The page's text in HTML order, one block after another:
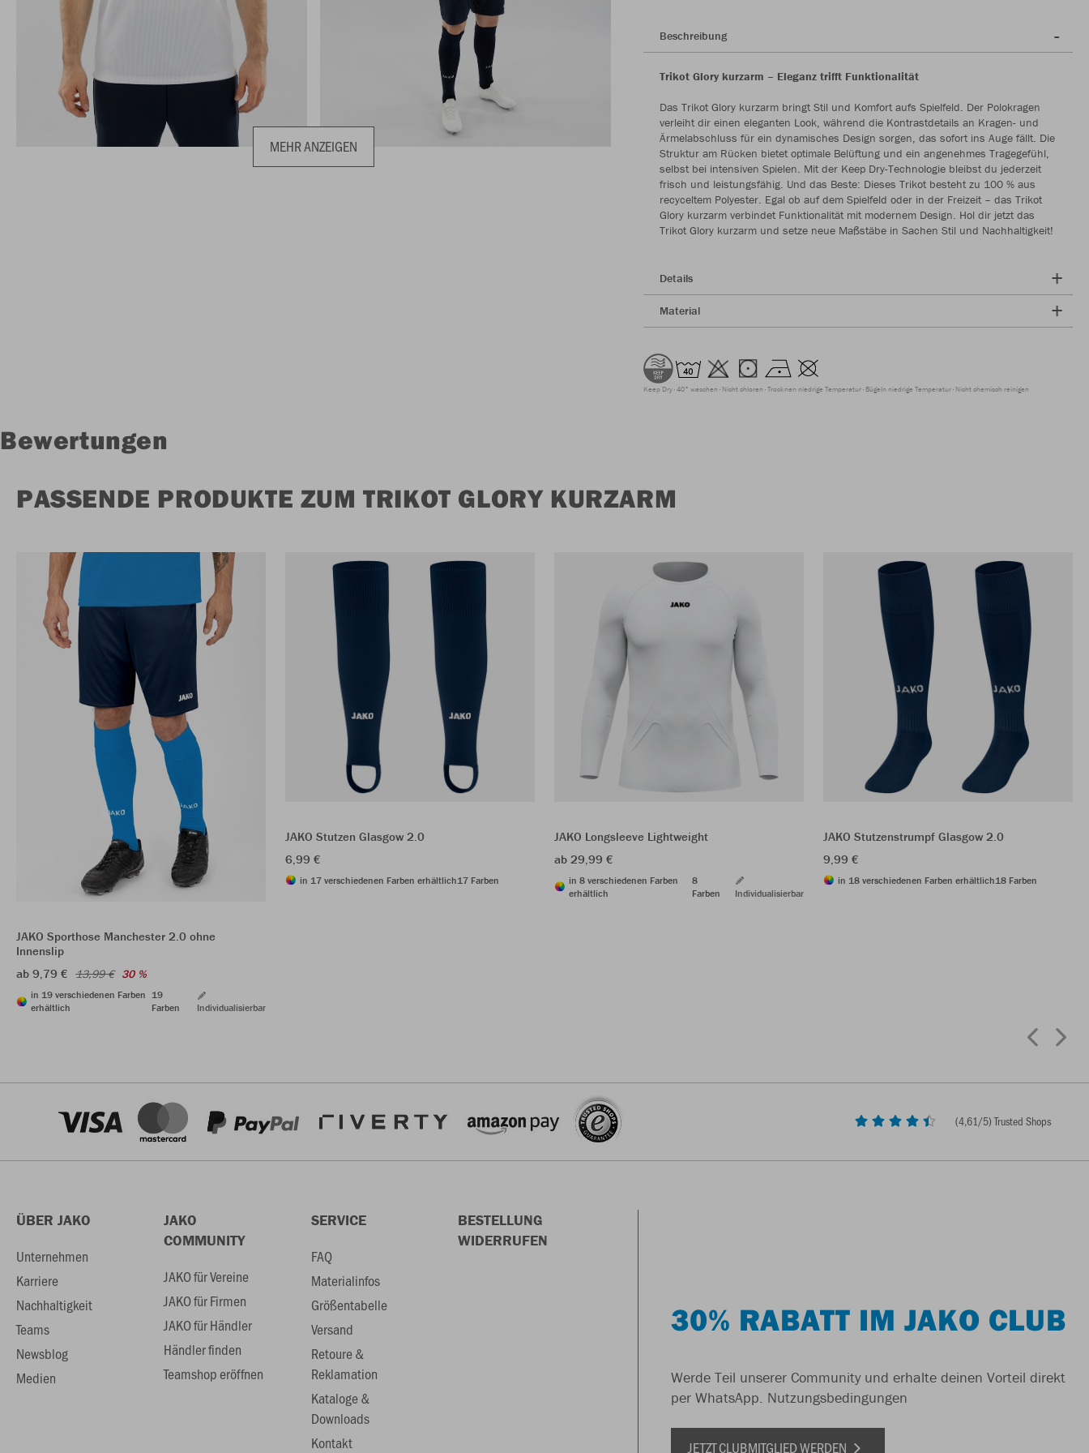
MEHR ANZEIGEN
Beschreibung
Trikot Glory kurzarm – Eleganz trifft Funktionalität
Das Trikot Glory kurzarm bringt Stil und Komfort aufs Spielfeld. Der Polokragen
verleiht dir einen eleganten Look, während die Kontrastdetails an Kragen- und
Ärmelabschluss für ein dynamisches Design sorgen, das sofort ins Auge fällt. Die
Struktur am Rücken bietet optimale Belüftung und ein angenehmes Tragegefühl,
selbst bei intensiven Spielen. Mit der Keep Dry-Technologie bleibst du jederzeit
frisch und leistungsfähig. Und das Beste: Dieses Trikot besteht zu 100 % aus
recyceltem Polyester. Egal ob auf dem Spielfeld oder in der Freizeit – das Trikot
Glory kurzarm verbindet Funktionalität mit modernem Design. Hol dir jetzt das
Trikot Glory kurzarm und setze neue Maßstäbe in Sachen Stil und Nachhaltigkeit!
Details
Material
Keep Dry 40° waschen Nicht chloren Trocknen niedrige Temperatur Bügeln niedrige Temperatur Nicht chemisch reinigen
Bewertungen
PASSENDE PRODUKTE ZUM TRIKOT GLORY KURZARM
JAKO Sporthose Manchester 2.0 ohne
Innenslip
ab 9,79 € 13,99 € 30 %
in 19 verschiedenen Farben
erhältlich
19
Farben
Individualisierbar
JAKO Stutzen Glasgow 2.0
6,99 €
in 17 verschiedenen Farben erhältlich17 Farben
JAKO Longsleeve Lightweight
ab 29,99 €
in 8 verschiedenen Farben
erhältlich
8
Farben
Individualisierbar
JAKO Stutzenstrumpf Glasgow 2.0
9,99 €
in 18 verschiedenen Farben erhältlich18 Farben
(4,61/5) Trusted Shops
ÜBER JAKO
Unternehmen
Karriere
Nachhaltigkeit
Teams
Newsblog
Medien
JAKO
COMMUNITY
JAKO für Vereine
JAKO für Firmen
JAKO für Händler
Händler finden
Teamshop eröffnen
SERVICE
FAQ
Materialinfos
Größentabelle
Versand
Retoure &
Reklamation
Kataloge &
Downloads
Kontakt
BESTELLUNG
WIDERRUFEN
30% RABATT IM JAKO CLUB
Werde Teil unserer Community und erhalte deinen Vorteil direkt
per WhatsApp. Nutzungsbedingungen
JETZT CLUBMITGLIED WERDEN